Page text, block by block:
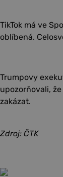
TikTok má ve
oblíbená.
Trumpovy
upozorňovali,
zakázat.
Zdroj: ČTK